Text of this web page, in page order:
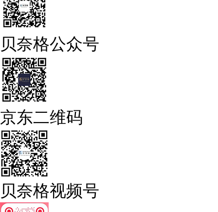
贝奈格公众号
京东二维码
贝奈格视频号